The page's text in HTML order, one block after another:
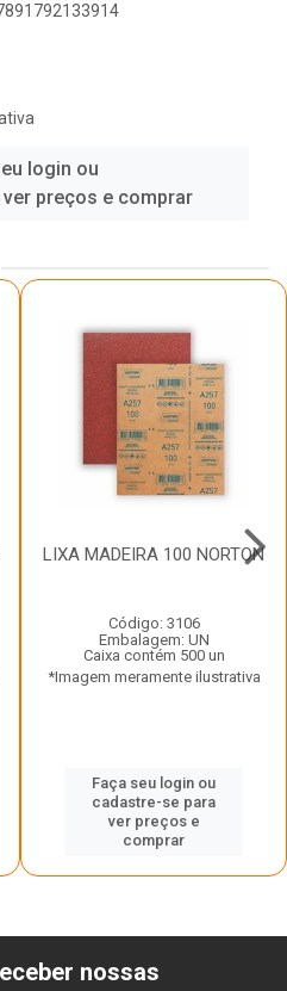
login ou
preços e comprar
LIXA MADEIRA 100 NORTON
Código: 3106
Embalagem: UN
Caixa contém 500 un
*Imagem meramente ilustrativa
Faça seu login ou
cadastre-se para
ver preços e
comprar
nossas